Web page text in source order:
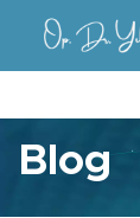
Blog